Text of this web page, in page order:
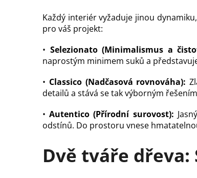
Každý interiér vyžaduje jinou
pro váš projekt:
• Selezionato (Minimalismus a
naprostým minimem suků a
• Classico (Nadčasová rovnováha):
detailů a stává se tak výborným
•Autentico (Přírodní surovost):
odstínů. Do prostoru vnese
Dvě tváře dřeva: